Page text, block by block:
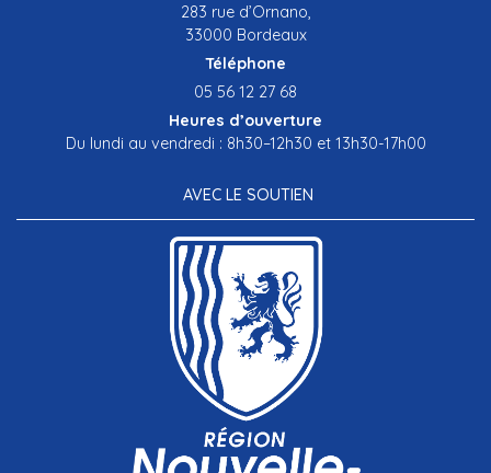
283 rue d’Ornano,
33000 Bordeaux
Téléphone
05 56 12 27 68
Heures d’ouverture
Du lundi au vendredi : 8h30–12h30 et 13h30-17h00
AVEC LE SOUTIEN